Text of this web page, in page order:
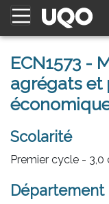
ECN1573 -
agrégats et
Scolarité
Premier cycle - 3,0
Département